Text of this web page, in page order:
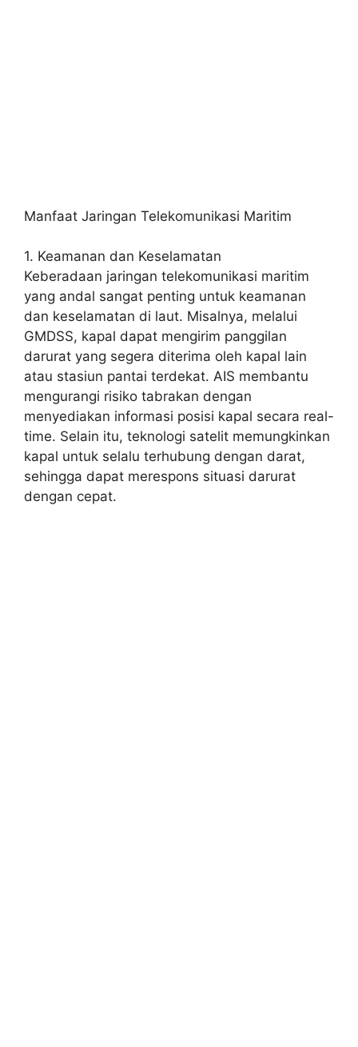
Manfaat Jaringan Telekomunikasi Maritim
1. Keamanan dan Keselamatan
Keberadaan jaringan telekomunikasi maritim
yang andal sangat penting untuk keamanan
dan keselamatan di laut. Misalnya, melalui
GMDSS, kapal dapat mengirim panggilan
darurat yang segera diterima oleh kapal lain
atau stasiun pantai terdekat. AIS membantu
mengurangi risiko tabrakan dengan
menyediakan informasi posisi kapal secara real-
time. Selain itu, teknologi satelit memungkinkan
kapal untuk selalu terhubung dengan darat,
sehingga dapat merespons situasi darurat
dengan cepat.